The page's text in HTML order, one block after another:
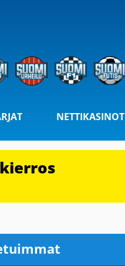
NETTIKASINOT